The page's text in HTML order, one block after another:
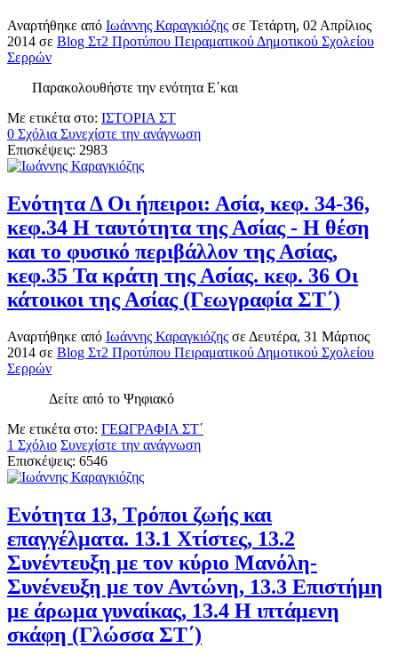
Αναρτήθηκε από Ιωάννης Καραγκιόζης σε Τετάρτη, 02 Απρίλιος
2014 σε Blog Στ2 Προτύπου Πειραματικού Δημοτικού Σχολείου
Σερρών
Παρακολουθήστε την ενότητα Ε΄και
Με ετικέτα στο: ΙΣΤΟΡΙΑ ΣΤ
0 Σχόλια Συνεχίστε την ανάγνωση
Επισκέψεις: 2983
Ενότητα Δ Οι ήπειροι: Ασία, κεφ. 34-36,
κεφ.34 Η ταυτότητα της Ασίας - Η θέση
και το φυσικό περιβάλλον της Ασίας,
κεφ.35 Τα κράτη της Ασίας. κεφ. 36 Οι
κάτοικοι της Ασίας (Γεωγραφία ΣΤ΄)
Αναρτήθηκε από Ιωάννης Καραγκιόζης σεΔευτέρα, 31 Μάρτιος
2014 σε Blog Στ2 Προτύπου Πειραματικού Δημοτικού Σχολείου
Σερρών
Δείτε από το Ψηφιακό
Με ετικέτα στο: ΓΕΩΓΡΑΦΙΑ ΣΤ΄
1 Σχόλιο Συνεχίστε την ανάγνωση
Επισκέψεις: 6546
Ενότητα 13, Τρόποι ζωής και
επαγγέλματα. 13.1 Χτίστες, 13.2
Συνέντευξη με τον κύριο Μανόλη-
Συνένευξη με τον Αντώνη, 13.3 Επιστήμη
με άρωμα γυναίκας, 13.4 Η ιπτάμενη
σκάφη (Γλώσσα ΣΤ΄)